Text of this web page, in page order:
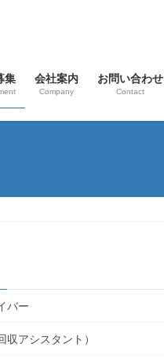
集 会社案内
Company
お問い合わせ
Contact
バー
収アシスタント）